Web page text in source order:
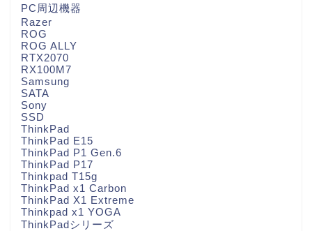
PC周辺機器
Razer
ROG
ROG ALLY
RTX2070
RX100M7
Samsung
SATA
Sony
SSD
ThinkPad
ThinkPad E15
ThinkPad P1 Gen.6
ThinkPad P17
Thinkpad T15g
ThinkPad x1 Carbon
ThinkPad X1 Extreme
Thinkpad x1 YOGA
ThinkPadシリーズ